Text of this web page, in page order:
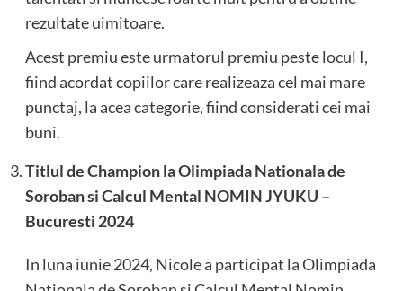
rezultate uimitoare.
Acest premiu este urmatorul premiu peste locul I,
fiind acordat copiilor care realizeaza cel mai mare
punctaj, la acea categorie, fiind considerati cei mai
buni.
Titlul de Champion la Olimpiada Nationala de
Soroban si Calcul Mental NOMIN JYUKU –
Bucuresti 2024
In luna iunie 2024, Nicole a participat la Olimpiada